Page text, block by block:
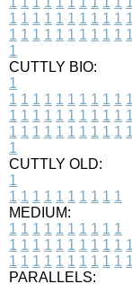
1 1 1 1 1 1 1 1 1 1 1
1 1 1 1 1 1 1 1 1 1 1
1
CUTTLY BIO:
1
1 1 1 1 1 1 1 1 1 1 1
1 1 1 1 1 1 1 1 1 1 1
1 1 1 1 1 1 1 1 1 1 1
1
CUTTLY OLD:
1
1 1 1 1 1 1 1 1 1 1
MEDIUM:
1 1 1 1 1 1 1 1 1 1
1 1 1 1 1 1 1 1 1 1 1
1 1 1 1 1 1 1 1 1 1 1
PARALLELS: